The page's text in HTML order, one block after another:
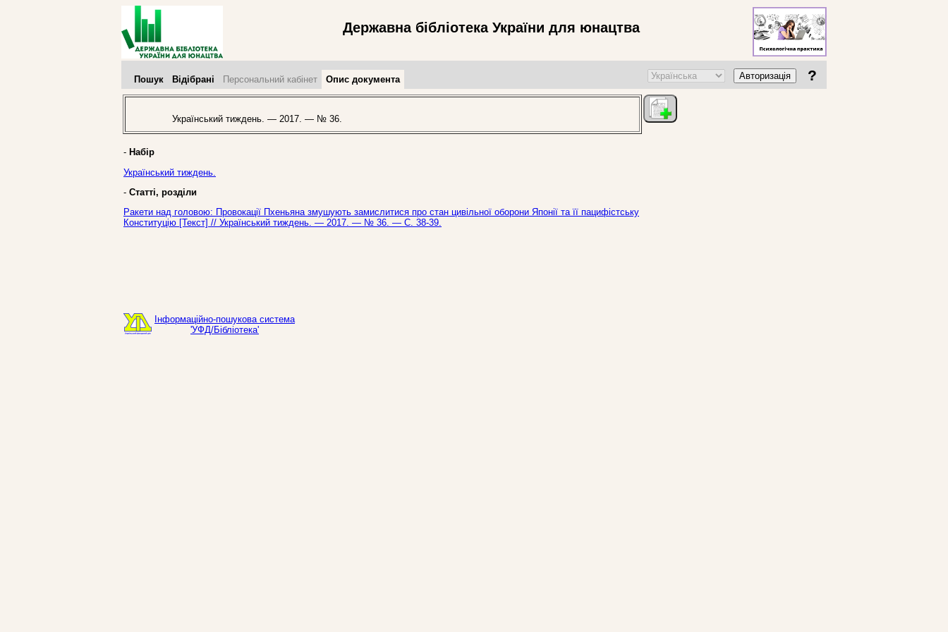
Державна бібліотека України для юнацтва
Пошук Відібрані Персональний кабінет Опис документа Авторизація ?
Український тиждень. — 2017. — № 36.
- Набір
Український тиждень.
- Статті, розділи
Ракети над головою: Провокації Пхеньяна змушують замислитися про стан цивільної оборони Японії та її пацифістську
Конституцію [Текст] // Український тиждень. — 2017. — № 36. — С. 38-39.
Інформаційно-пошукова система
'УФД/Бібліотека'